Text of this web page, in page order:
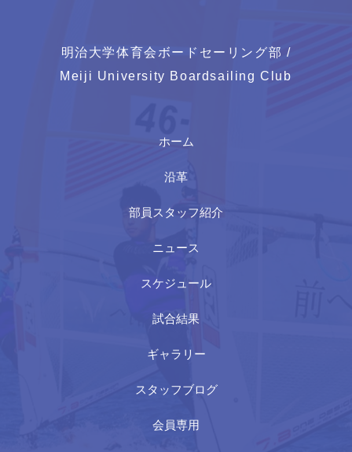
明治大学体育会ボードセーリング部 /
Meiji University Boardsailing Club
ホーム
沿革
部員スタッフ紹介
ニュース
スケジュール
試合結果
ギャラリー
スタッフブログ
会員専用